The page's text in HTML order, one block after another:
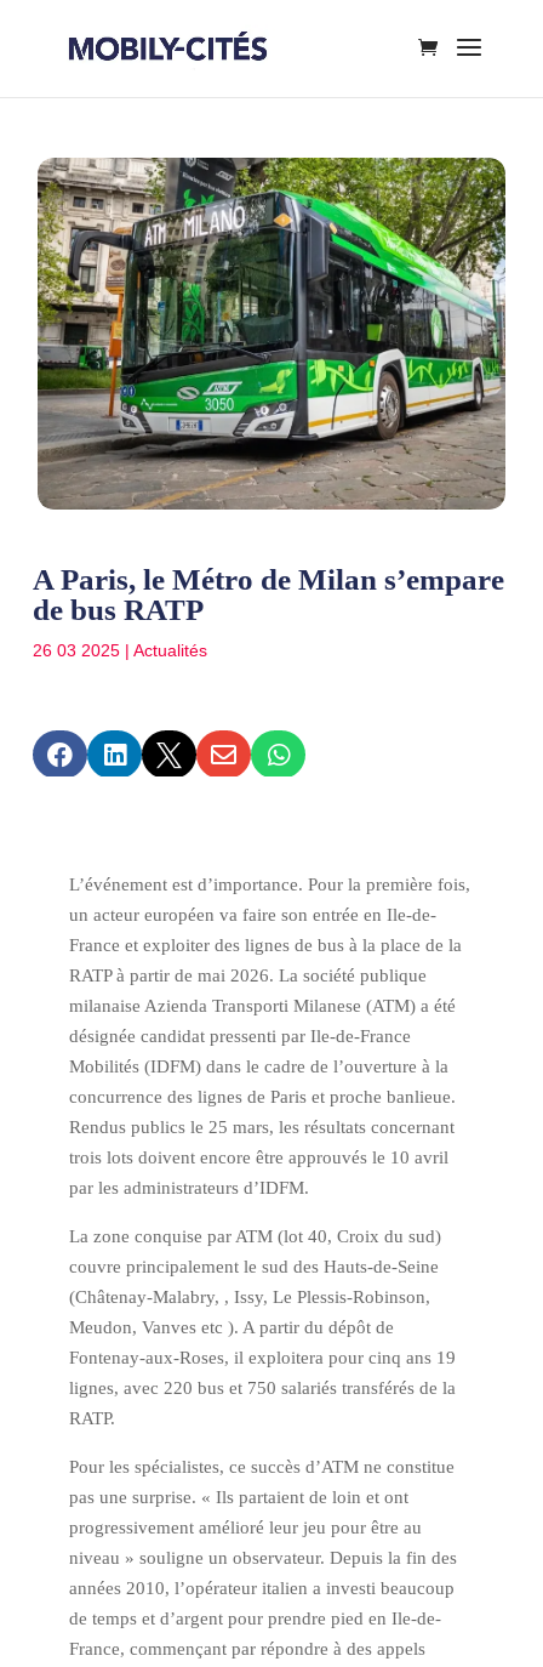
A Paris, le Métro de Milan s’empare
de bus RATP
26 03 2025| Actualités
    
L’événement est d’importance. Pour la première fois,
un acteur européen va faire son entrée en Ile-de-
France et exploiter des lignes de bus à la place de la
RATP à partir de mai 2026. La société publique
milanaise Azienda Transporti Milanese (ATM) a été
désignée candidat pressenti par Ile-de-France
Mobilités (IDFM) dans le cadre de l’ouverture à la
concurrence des lignes de Paris et proche banlieue.
Rendus publics le 25 mars, les résultats concernant
trois lots doivent encore être approuvés le 10 avril
par les administrateurs d’IDFM.
La zone conquise par ATM (lot 40, Croix du sud)
couvre principalement le sud des Hauts-de-Seine
(Châtenay-Malabry, , Issy, Le Plessis-Robinson,
Meudon, Vanves etc ). A partir du dépôt de
Fontenay-aux-Roses, il exploitera pour cinq ans 19
lignes, avec 220 bus et 750 salariés transférés de la
RATP.
Pour les spécialistes, ce succès d’ATM ne constitue
pas une surprise. « Ils partaient de loin et ont
progressivement amélioré leur jeu pour être au
niveau » souligne un observateur. Depuis la fin des
années 2010, l’opérateur italien a investi beaucoup
de temps et d’argent pour prendre pied en Ile-de-
France, commençant par répondre à des appels